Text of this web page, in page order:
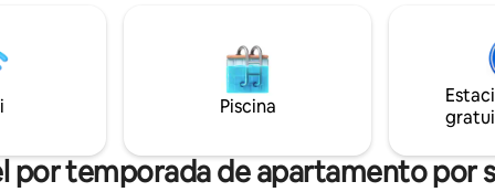
posto de
fast food,
escolas, pubs, shoppings,
principais atrações,
noturna. Seja visitando o
negócios ou de lazer, Savannah
base perfeita para relaxar e
memórias duradouras.
Piscina
por temporada de apartamento por